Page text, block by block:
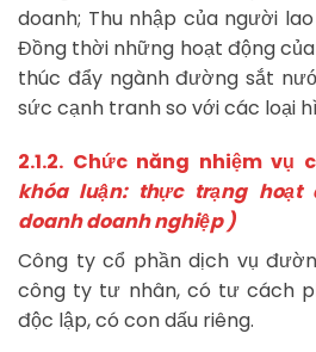
doanh; Thu nhập của người
Đồng thời những hoạt động
thúc đẩy ngành đường sắt
sức cạnh tranh so với các loại
2.1.2. Chức năng nhiệm vụ
khóa luận: thực trạng hoạt
doanh doanh nghiệp )
Công ty cổ phần dịch vụ
công ty tư nhân, có tư cách
độc lập, có con dấu riêng.